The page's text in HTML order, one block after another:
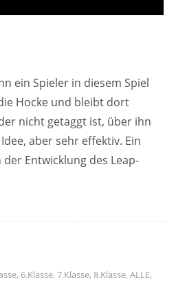
ein Spieler in diesem Spiel
Hocke und bleibt dort
nicht getaggt ist, über ihn
aber sehr effektiv. Ein
Entwicklung des Leap-
, 6.Klasse, 7.Klasse, 8.Klasse, ALLE,